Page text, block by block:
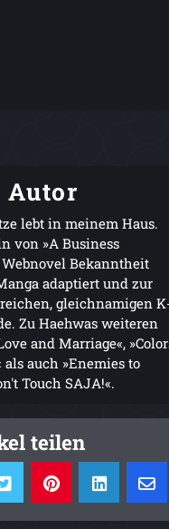
Autor
lebt in meinem Haus.
von »A Business
Webnovel Bekanntheit
adaptiert und zur
gleichnamigen
Zu Haehwas weiteren
and Marriage«,
auch »Enemies to
Touch SAJA!«.
teilen